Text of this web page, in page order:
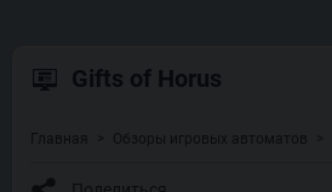
Gifts of Horus
Главная Обзоры игровых автоматов